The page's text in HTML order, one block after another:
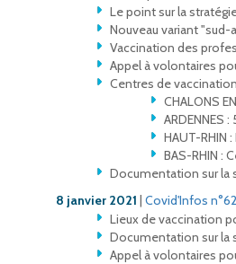
Le point sur la
Nouveau variant "sud-
Vaccination des
Appel à volontaires
Centres de vaccination
CHALONS
ARDENNES
HAUT-RHIN
BAS-RHIN :
Documentation sur la
8 janvier 2021 | Covid'Infos n°62
Lieux de vaccination
Documentation sur la
Appel à volontaires